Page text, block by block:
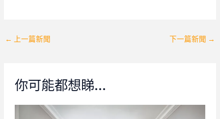
Post
← 上一篇新聞 下一篇新聞 →
你可能都想睇…